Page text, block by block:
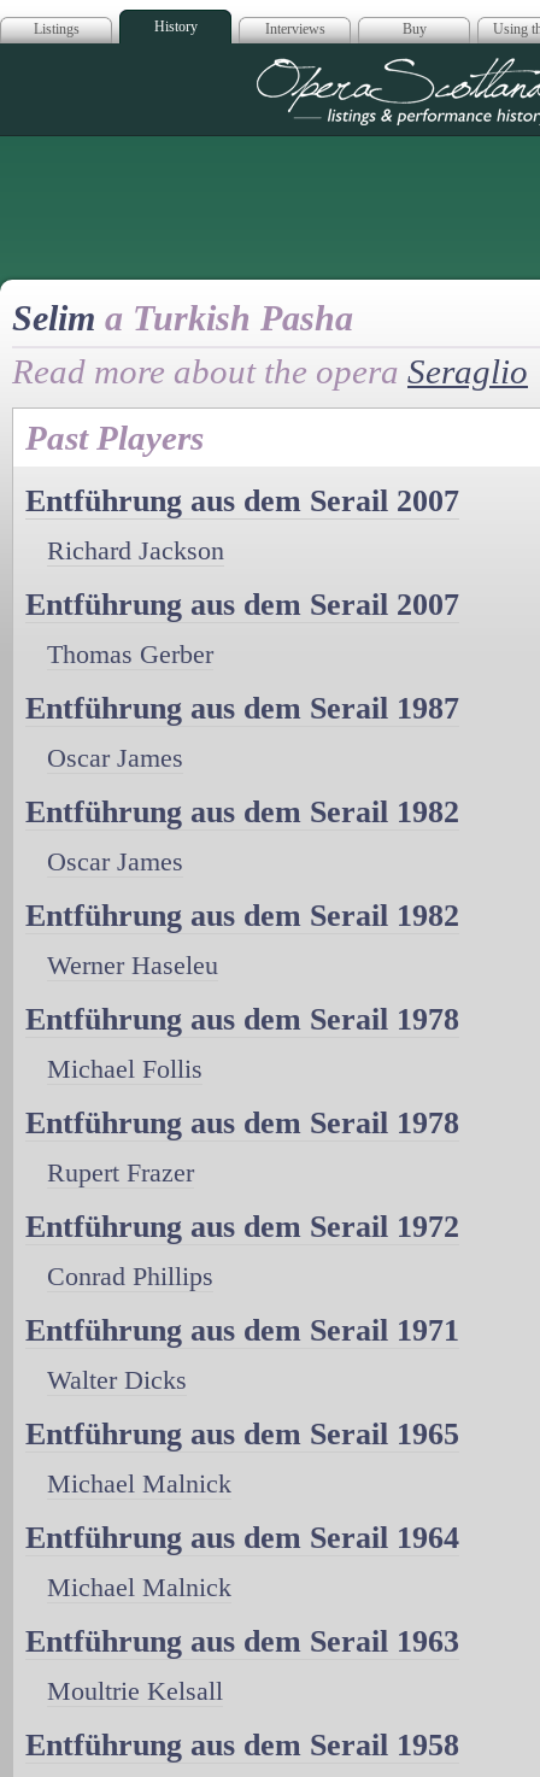
Listings History Interviews Buy Using
Opera
Selim a Turkish Pasha
Read more about the opera Seraglio
Past Players
Entführung aus dem Serail 2007
Richard Jackson
Entführung aus dem Serail 2007
Thomas Gerber
Entführung aus dem Serail 1987
Oscar James
Entführung aus dem Serail 1982
Oscar James
Entführung aus dem Serail 1982
Werner Haseleu
Entführung aus dem Serail 1978
Michael Follis
Entführung aus dem Serail 1978
Rupert Frazer
Entführung aus dem Serail 1972
Conrad Phillips
Entführung aus dem Serail 1971
Walter Dicks
Entführung aus dem Serail 1965
Michael Malnick
Entführung aus dem Serail 1964
Michael Malnick
Entführung aus dem Serail 1963
Moultrie Kelsall
Entführung aus dem Serail 1958